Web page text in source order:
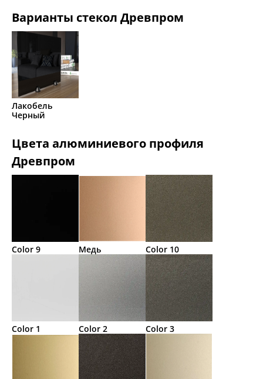
Варианты стекол Древпром
Лакобель
Черный
Цвета алюминиевого профиля
Древпром
Color 9 Медь Color 10
Color 1 Color 2 Color 3